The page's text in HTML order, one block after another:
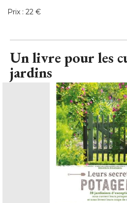
Prix : 22 €
Un livre pour les
jardins